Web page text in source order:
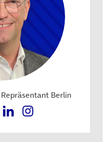
Berlin